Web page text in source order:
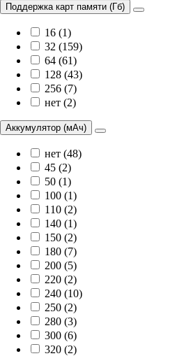
Поддержка карт памяти (Гб)
16 (1)
32 (159)
64 (61)
128 (43)
256 (7)
нет (2)
Аккумулятор (мАч)
нет (48)
45 (2)
50 (1)
100 (1)
110 (2)
140 (1)
150 (2)
180 (7)
200 (5)
220 (2)
240 (10)
250 (2)
280 (3)
300 (6)
320 (2)